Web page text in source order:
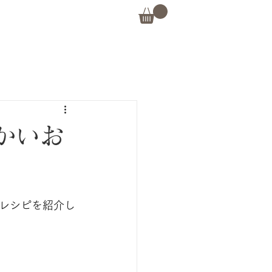
いお
シピを紹介し